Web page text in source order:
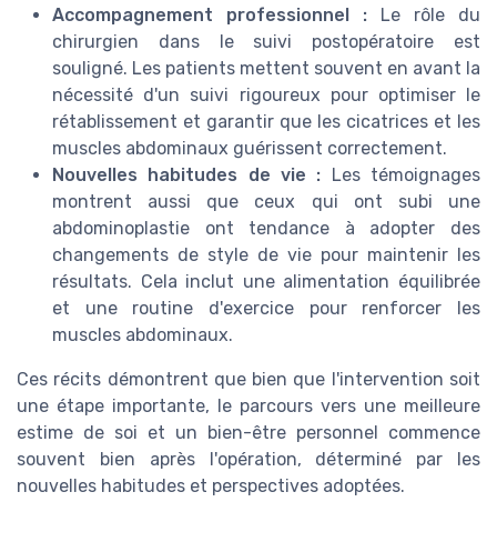
Accompagnement professionnel : Le rôle du
chirurgien dans le suivi postopératoire est
souligné. Les patients mettent souvent en avant la
nécessité d'un suivi rigoureux pour optimiser le
rétablissement et garantir que les cicatrices et les
muscles abdominaux guérissent correctement.
Nouvelles habitudes de vie : Les témoignages
montrent aussi que ceux qui ont subi une
abdominoplastie ont tendance à adopter des
changements de style de vie pour maintenir les
résultats. Cela inclut une alimentation équilibrée
et une routine d'exercice pour renforcer les
muscles abdominaux.
Ces récits démontrent que bien que l'intervention soit
une étape importante, le parcours vers une meilleure
estime de soi et un bien-être personnel commence
souvent bien après l'opération, déterminé par les
nouvelles habitudes et perspectives adoptées.